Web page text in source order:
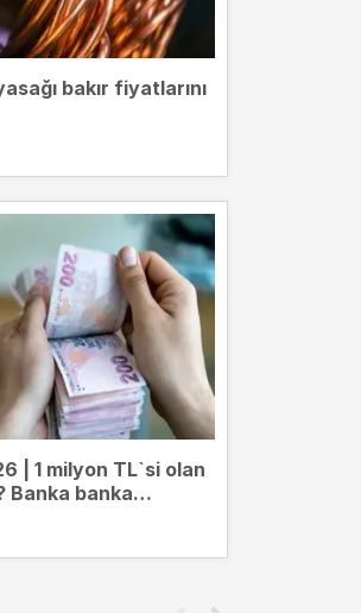
bakır fiyatlarını
| 1 milyon TL`si olan
Banka banka